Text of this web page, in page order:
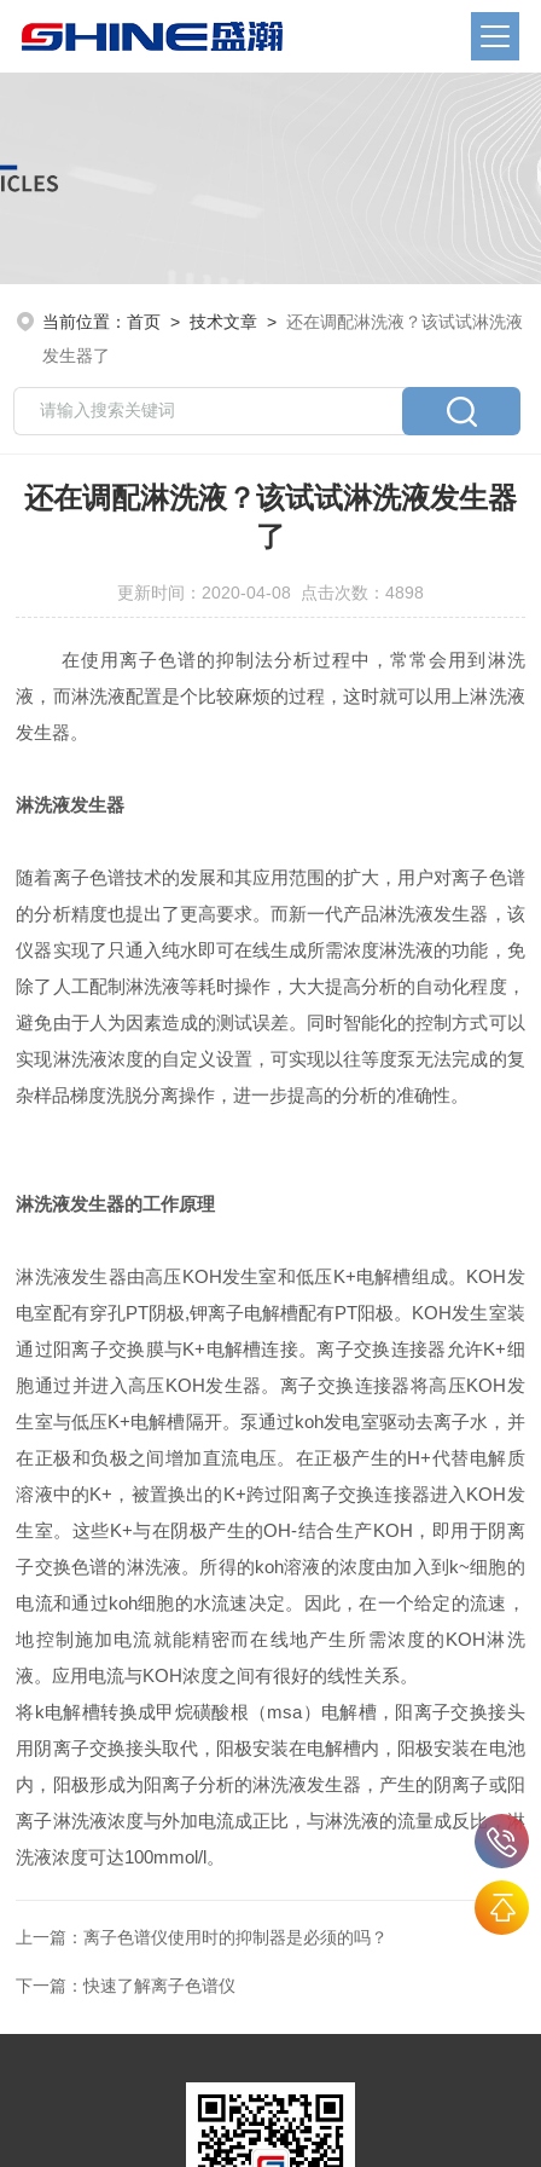
当前位置：首页 >技术文章 >还在调配淋洗液？该试试淋洗液
发生器了
还在调配淋洗液？该试试淋洗液发生器
了
更新时间：2020-04-08 点击次数：4898
在使用离子色谱的抑制法分析过程中，常常会用到淋洗
液，而淋洗液配置是个比较麻烦的过程，这时就可以用上淋洗液
发生器。
淋洗液发生器
随着离子色谱技术的发展和其应用范围的扩大，用户对离子色谱
的分析精度也提出了更高要求。而新一代产品淋洗液发生器，该
仪器实现了只通入纯水即可在线生成所需浓度淋洗液的功能，免
除了人工配制淋洗液等耗时操作，大大提高分析的自动化程度，
避免由于人为因素造成的测试误差。同时智能化的控制方式可以
实现淋洗液浓度的自定义设置，可实现以往等度泵无法完成的复
杂样品梯度洗脱分离操作，进一步提高的分析的准确性。
淋洗液发生器的工作原理
淋洗液发生器由高压KOH发生室和低压K+电解槽组成。KOH发
电室配有穿孔PT阴极,钾离子电解槽配有PT阳极。KOH发生室装
通过阳离子交换膜与K+电解槽连接。离子交换连接器允许K+细
胞通过并进入高压KOH发生器。离子交换连接器将高压KOH发
生室与低压K+电解槽隔开。泵通过koh发电室驱动去离子水，并
在正极和负极之间增加直流电压。在正极产生的H+代替电解质
溶液中的K+，被置换出的K+跨过阳离子交换连接器进入KOH发
生室。这些K+与在阴极产生的OH-结合生产KOH，即用于阴离
子交换色谱的淋洗液。所得的koh溶液的浓度由加入到k~细胞的
电流和通过koh细胞的水流速决定。因此，在一个给定的流速，
地控制施加电流就能精密而在线地产生所需浓度的KOH淋洗
液。应用电流与KOH浓度之间有很好的线性关系。
将k电解槽转换成甲烷磺酸根（msa）电解槽，阳离子交换接头
用阴离子交换接头取代，阳极安装在电解槽内，阳极安装在电池
内，阳极形成为阳离子分析的淋洗液发生器，产生的阴离子或阳
离子淋洗液浓度与外加电流成正比，与淋洗液的流量成反比，淋
洗液浓度可达100mmol/l。
上一篇：离子色谱仪使用时的抑制器是必须的吗？
下一篇：快速了解离子色谱仪